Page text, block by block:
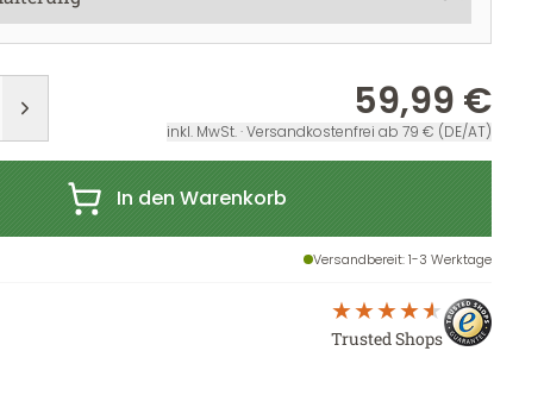
59,99 €
inkl. MwSt. · Versandkostenfrei ab 79 € (DE/AT)
In den Warenkorb
Versandbereit: 1-3 Werktage
Trusted Shops